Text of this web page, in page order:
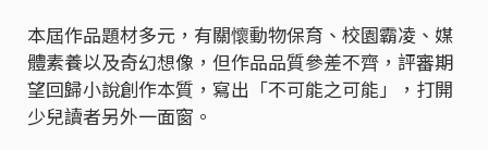
本屆作品題材多元，有關懷動物保育、校園霸凌、媒
體素養以及奇幻想像，但作品品質參差不齊，評審期
望回歸小說創作本質，寫出「不可能之可能」，打開
少兒讀者另外一面窗。